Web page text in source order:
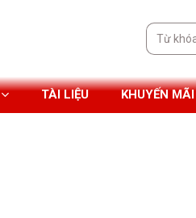
Tìm
kiếm:
TÀI LIỆU KHUYẾN MÃI